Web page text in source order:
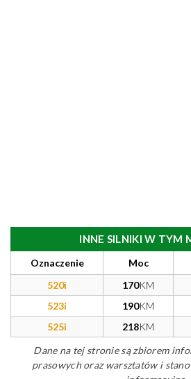
INNE SILNIKI W TYM
Oznaczenie Moc
520i
170KM
523i
190KM
525i
218KM
Dane na tej stronie są zbiorem
prasowych oraz warsztatów i